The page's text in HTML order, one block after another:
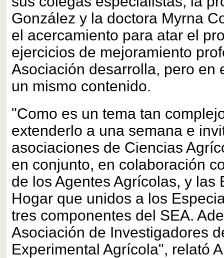
González y la doctora Myrna
el acercamiento para atar el
ejercicios de mejoramiento
Asociación desarrolla, pero en
un mismo contenido.
"Como es un tema tan
extenderlo a una semana e
asociaciones de Ciencias
en conjunto, en colaboración
de los Agentes Agrícolas, y las
Hogar que unidos a los
tres componentes del SEA.
Asociación de Investigadores
Experimental Agrícola", relató